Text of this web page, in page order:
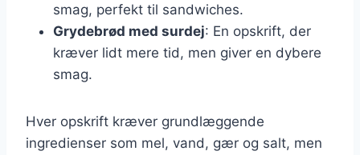
smag, perfekt til sandwiches.
Grydebrød med surdej: En opskrift, der
kræver lidt mere tid, men giver en dybere
smag.
Hver opskrift kræver grundlæggende
ingredienser som mel, vand, gær og salt, men